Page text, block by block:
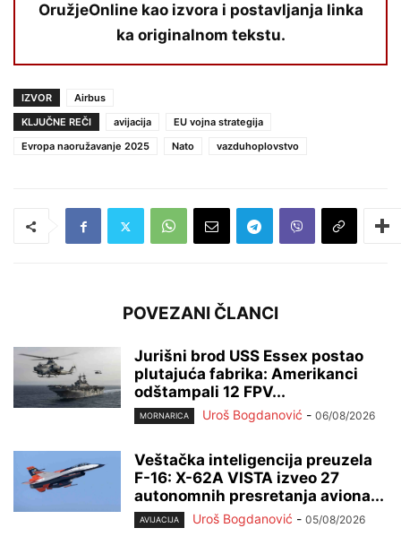
OružjeOnline kao izvora i postavljanja linka
ka originalnom tekstu.
IZVOR
Airbus
KLJUČNE REČI
avijacija
EU vojna strategija
Evropa naoružavanje 2025
Nato vazduhoplovstvo
POVEZANI ČLANCI
Jurišni brod USS Essex postao
plutajuća fabrika: Amerikanci
odštampali 12 FPV...
MORNARICA Uroš Bogdanović - 06/08/2026
Veštačka inteligencija preuzela
F-16: X-62A VISTA izveo 27
autonomnih presretanja aviona...
AVIJACIJA Uroš Bogdanović - 05/08/2026